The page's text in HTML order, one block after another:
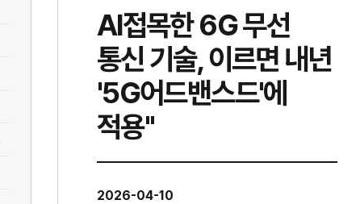
AI접목한 6G 무선
통신 기술, 이르면 내년
'5G어드밴스드'에
적용"
2026-04-10